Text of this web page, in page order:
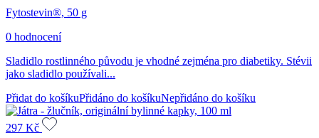
Fytostevin®, 50 g
0 hodnocení
Sladidlo rostlinného původu je vhodné zejména pro diabetiky. Stévii
jako sladidlo používali...
Přidat do košíkuPřidáno do košíkuNepřidáno do košíku
297 Kč